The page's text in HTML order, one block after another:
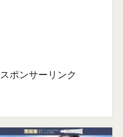
スポンサーリンク